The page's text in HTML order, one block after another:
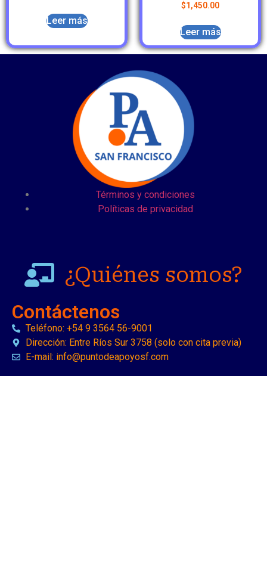
Leer más
$1,450.00
Leer más
Términos y condiciones
Políticas de privacidad
¿Quiénes somos?
Contáctenos
Teléfono: +54 9 3564 56-9001
Dirección: Entre Ríos Sur 3758 (solo con cita previa)
E-mail: info@puntodeapoyosf.com